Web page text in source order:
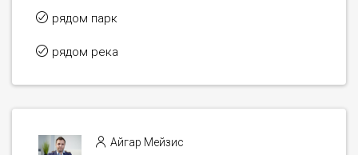
рядом парк
рядом река
Айгар Мейзис